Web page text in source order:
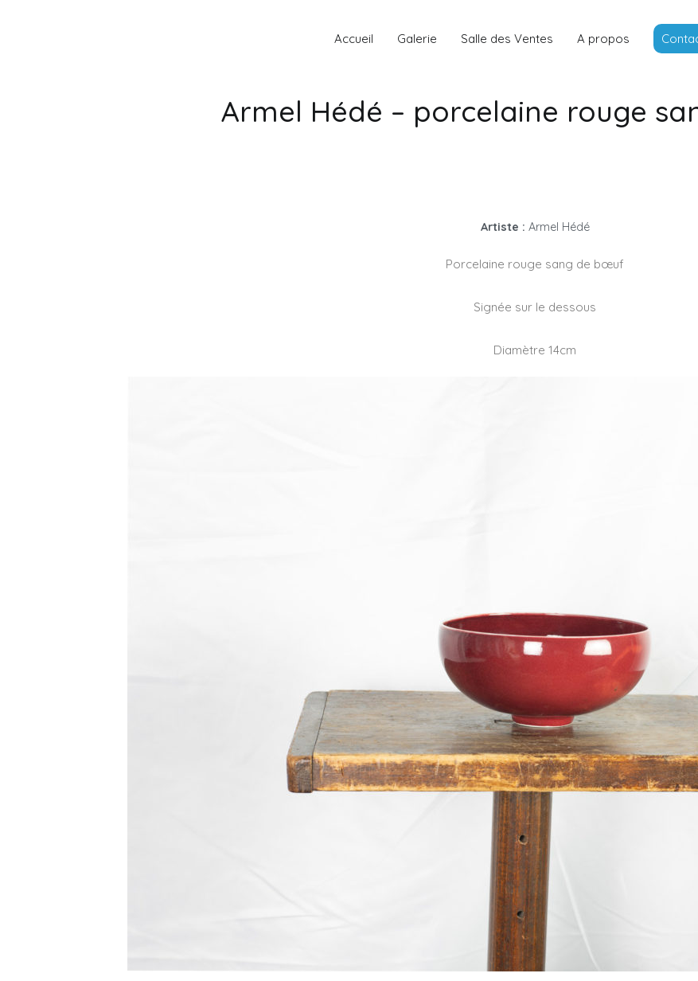
Expert en Art Moderne en
Accueil Galerie Salle des Ventes A propos
Armel Hédé – porcelaine rouge
Artiste : Armel Hédé
Porcelaine rouge sang de bœuf
Signée sur le dessous
Diamètre 14cm